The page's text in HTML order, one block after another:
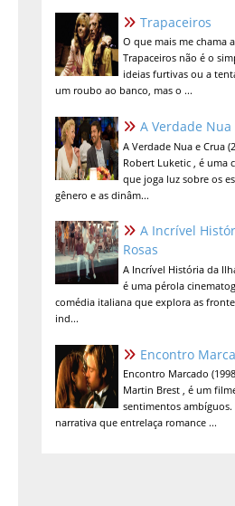
Trapaceiros
O que mais me chama
Trapaceiros não é o
ideias furtivas ou a
um roubo ao banco, mas o ...
A Verdade Nua
A Verdade Nua e Crua
Robert Luketic , é uma
que joga luz sobre os
gênero e as dinâm...
A Incrível
Rosas
A Incrível História da
é uma pérola
comédia italiana que explora as
ind...
Encontro
Encontro Marcado
Martin Brest , é um
sentimentos ambíguos.
narrativa que entrelaça romance ...